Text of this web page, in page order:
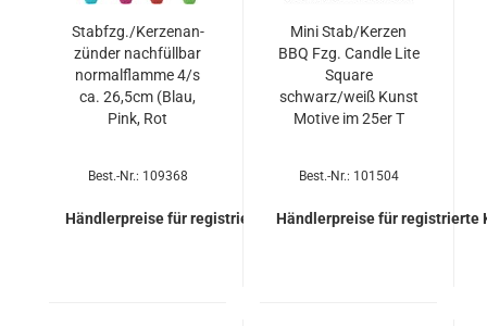
Stab­fzg./Ker­zen­an­
zün­der nach­füll­bar
nor­mal­flam­me 4/s
ca. 26,5cm (Blau,
Pink, Rot
Best.-Nr.: 109368
Händlerpreise für registrierte Kunden
Mini Stab/Ker­zen
BBQ Fzg. Cand­le Lite
Squa­re
schwarz/weiß Kunst
Mo­ti­ve im 25er T
Best.-Nr.: 101504
Händlerpreise für registrierte